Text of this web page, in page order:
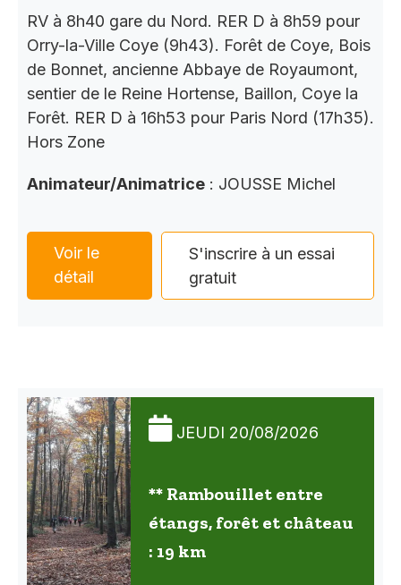
RV à 8h40 gare du Nord. RER D à 8h59 pour
Orry-la-Ville Coye (9h43). Forêt de Coye, Bois
de Bonnet, ancienne Abbaye de Royaumont,
sentier de le Reine Hortense, Baillon, Coye la
Forêt. RER D à 16h53 pour Paris Nord (17h35).
Hors Zone
Animateur/Animatrice : JOUSSE Michel
Voir le
détail
S'inscrire à un essai
gratuit
JEUDI 20/08/2026
** Rambouillet entre
étangs, forêt et château
: 19 km